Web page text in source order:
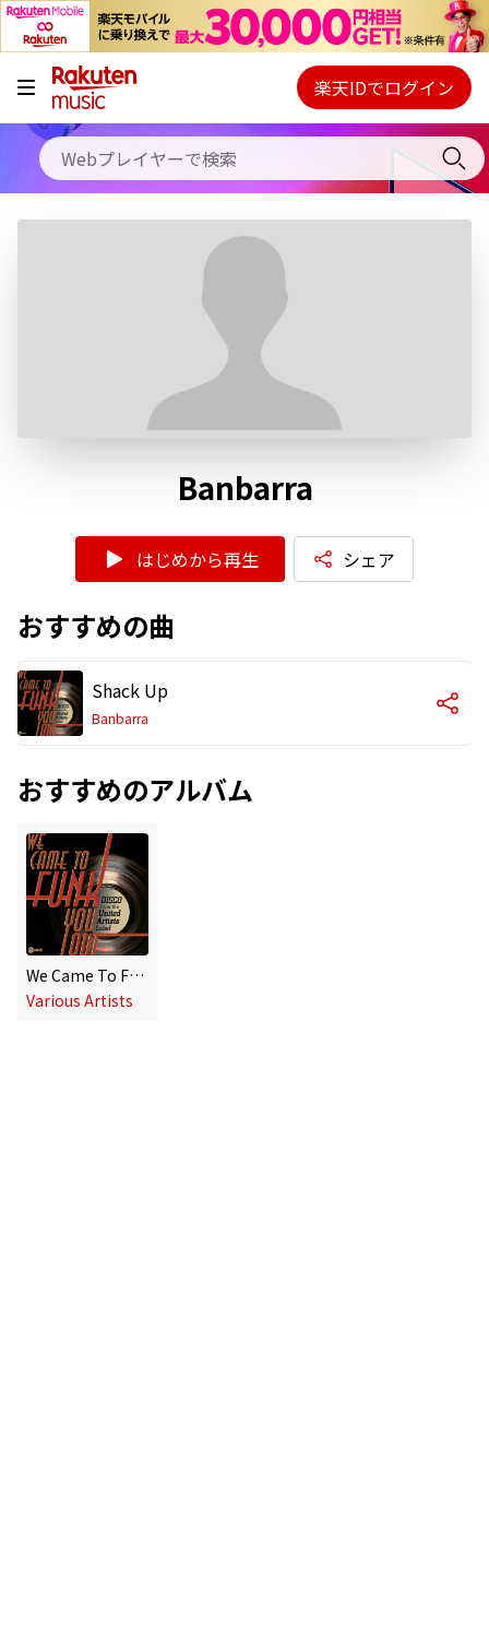
キャンペーン
料金プラン
使い方
Webプレイヤー
ご契約内容の確認・変更
楽天IDでログイン
Banbarra
はじめから再生 シェア
おすすめの曲
Shack Up
Banbarra
おすすめのアルバム
We Came To Funk You Out: Disco From The United Artists Label
Various Artists